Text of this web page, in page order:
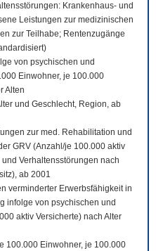
Krankenhaus- und
Leistungen zur medizinischen
zur Teilhabe; Rentenzugänge
von psychischen und
Einwohner, je 100.000
Alten
und Geschlecht, Region, ab
zur med. Rehabilitation und
GRV (Anzahl/je 100.000 aktiv
Verhaltensstörungen nach
ab 2001
verminderter Erwerbsfähigkeit in
infolge von psychischen und
aktiv Versicherte) nach Alter
100.000 Einwohner, je 100.000